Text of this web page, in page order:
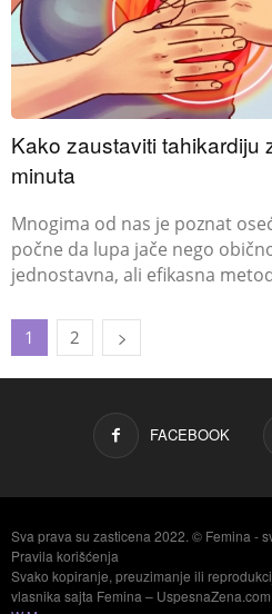
Kako zaustaviti tahikardiju
minuta
Mnogima od nas je poznat
počne da lupa jače nego
jednostavna, ali efikasna
1 2
FACEBOOK
Sva prava su zasticena 2022. © Femina -
Pravila korišćenja
Svako kopiranje, preuzimanje ili
vlasnika sajta Femina –